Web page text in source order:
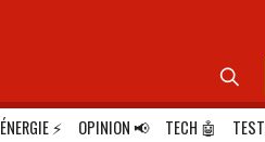

ÉNERGIE⚡ OPINION📢 TECH 🤖 TEST